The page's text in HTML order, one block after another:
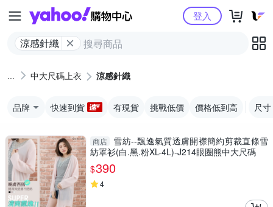
Yahoo購物中心
涼感針織
登入
中大尺碼上衣 涼感針織
品牌 快速到貨 有現貨 挑戰低價 價格低到高 尺寸
商店
雪紡--飄逸氣質透膚開襟簡約剪裁直條雪
紡罩衫(白.黑.粉XL-4L)-J214眼圈熊中大尺碼
$390
4